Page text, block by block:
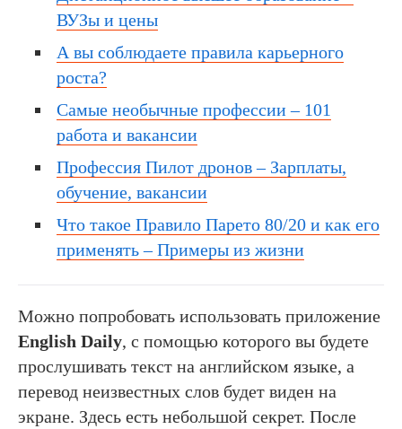
ВУЗы и цены
А вы соблюдаете правила карьерного
роста?
Самые необычные профессии – 101
работа и вакансии
Профессия Пилот дронов – Зарплаты,
обучение, вакансии
Что такое Правило Парето 80/20 и как его
применять – Примеры из жизни
Можно попробовать использовать приложение
English Daily, с помощью которого вы будете
прослушивать текст на английском языке, а
перевод неизвестных слов будет виден на
экране. Здесь есть небольшой секрет. После